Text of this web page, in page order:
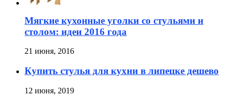
Мягкие кухонные уголки со стульями и
столом: идеи 2016 года
21 июня, 2016
Купить стулья для кухни в липецке дешево
12 июня, 2019